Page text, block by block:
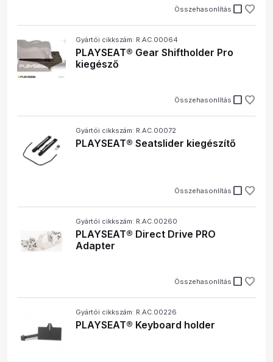
Összehasonlítás check_box_outline_blank
Gyártói cikkszám: R.AC.00064
PLAYSEAT® Gear Shiftholder Pro
kiegésző
Összehasonlítás check_box_outline_blank
Gyártói cikkszám: R.AC.00072
PLAYSEAT® Seatslider kiegészítő
Összehasonlítás check_box_outline_blank
Gyártói cikkszám: R.AC.00260
PLAYSEAT® Direct Drive PRO
Adapter
Összehasonlítás check_box_outline_blank
Gyártói cikkszám: R.AC.00226
PLAYSEAT® Keyboard holder